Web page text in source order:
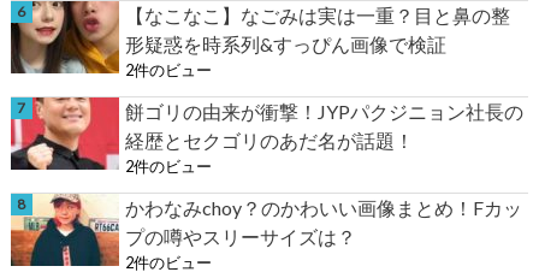
【なこなこ】なごみは実は一重？目と鼻の整
形疑惑を時系列&すっぴん画像で検証
2件のビュー
餅ゴリの由来が衝撃！JYPパクジニョン社長の
経歴とセクゴリのあだ名が話題！
2件のビュー
かわなみchoy？のかわいい画像まとめ！Fカッ
プの噂やスリーサイズは？
2件のビュー